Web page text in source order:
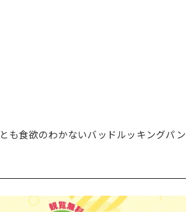
も食欲のわかないバッドルッキングパン